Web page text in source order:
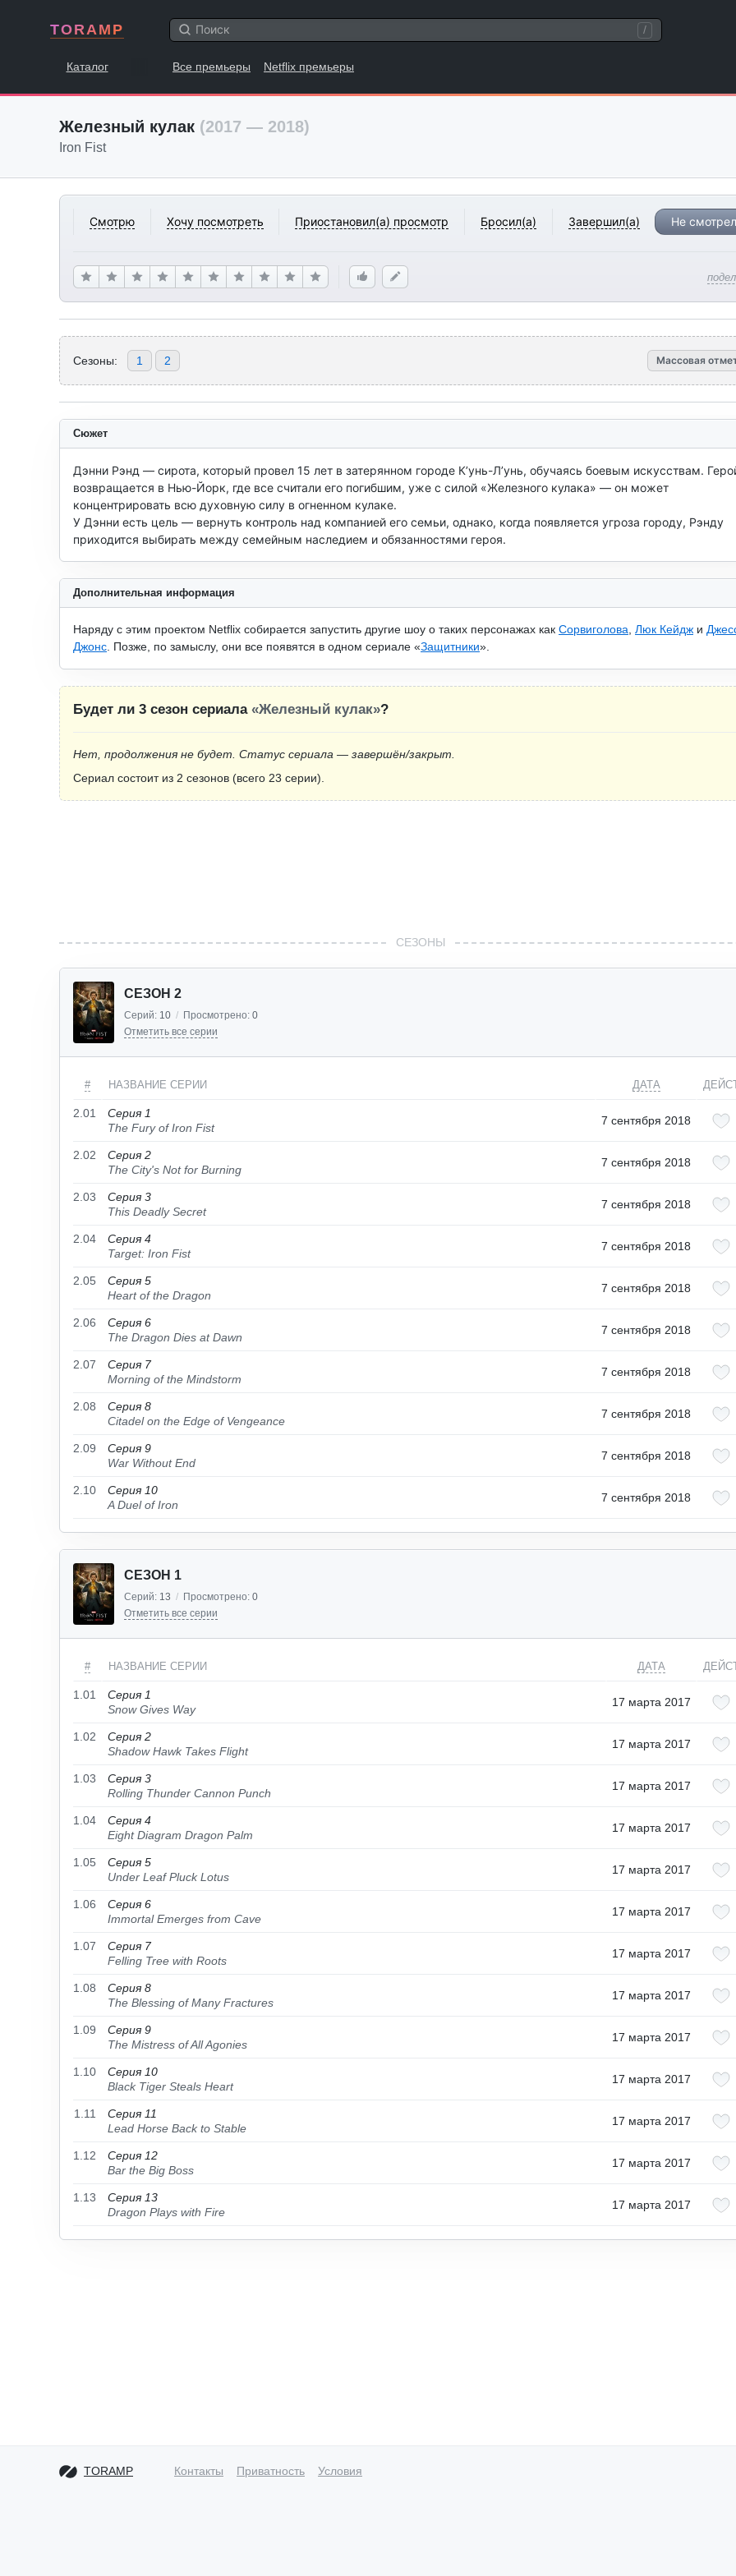
TORAMP /
Каталог Все премьеры Netflix премьеры
Железный кулак (2017 — 2018)
Iron Fist
Смотрю Хочу посмотреть Приостановил(а) просмотр Бросил(а) Завершил(а) Не
Сезоны: 1 2 Массовая
Сюжет
Дэнни Рэнд — сирота, который провел 15 лет в затерянном городе К’унь-Л’унь, обучаясь боевым искусствам.
возвращается в Нью-Йорк, где все считали его погибшим, уже с силой «Железного кулака» — он может
концентрировать всю духовную силу в огненном кулаке.
У Дэнни есть цель — вернуть контроль над компанией его семьи, однако, когда появляется угроза городу, Рэнду
приходится выбирать между семейным наследием и обязанностями героя.
Дополнительная информация
Наряду с этим проектом Netflix собирается запустить другие шоу о таких персонажах как Сорвиголова Люк Кейдж и
Джонс . Позже, по замыслу, они все появятся в одном сериале «Защитники».
Будет ли 3 сезон сериала «Железный кулак»?
Нет, продолжения не будет. Статус сериала — завершён/закрыт.
Сериал состоит из 2 сезонов (всего 23 серии).
СЕЗОНЫ
СЕЗОН 2
Серий: 10 / Просмотрено: 0
Отметить все серии
# НАЗВАНИЕ СЕРИИ ДАТА
2.01
Серия 1
The Fury of Iron Fist
7 сентября 2018
2.02
Серия 2
The City's Not for Burning
7 сентября 2018
2.03
Серия 3
This Deadly Secret
7 сентября 2018
2.04
Серия 4
Target: Iron Fist
7 сентября 2018
2.05
Серия 5
Heart of the Dragon
7 сентября 2018
2.06
Серия 6
The Dragon Dies at Dawn
7 сентября 2018
2.07
Серия 7
Morning of the Mindstorm
7 сентября 2018
2.08
Серия 8
Citadel on the Edge of Vengeance
7 сентября 2018
2.09
Серия 9
War Without End
7 сентября 2018
2.10
Серия 10
A Duel of Iron
7 сентября 2018
СЕЗОН 1
Серий: 13 / Просмотрено: 0
Отметить все серии
# НАЗВАНИЕ СЕРИИ ДАТА
1.01
Серия 1
Snow Gives Way
17 марта 2017
1.02
Серия 2
Shadow Hawk Takes Flight
17 марта 2017
1.03
Серия 3
Rolling Thunder Cannon Punch
17 марта 2017
1.04
Серия 4
Eight Diagram Dragon Palm
17 марта 2017
1.05
Серия 5
Under Leaf Pluck Lotus
17 марта 2017
1.06
Серия 6
Immortal Emerges from Cave
17 марта 2017
1.07
Серия 7
Felling Tree with Roots
17 марта 2017
1.08
Серия 8
The Blessing of Many Fractures
17 марта 2017
1.09
Серия 9
The Mistress of All Agonies
17 марта 2017
1.10
Серия 10
Black Tiger Steals Heart
17 марта 2017
1.11
Серия 11
Lead Horse Back to Stable
17 марта 2017
1.12
Серия 12
Bar the Big Boss
17 марта 2017
1.13
Серия 13
Dragon Plays with Fire
17 марта 2017
TORAMP Контакты Приватность Условия